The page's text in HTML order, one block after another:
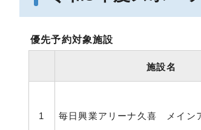
優先予約対象施設
施設名
1 毎日興業アリーナ久喜 メイン